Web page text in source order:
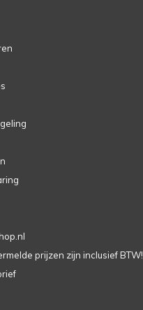
prijzen zijn inclusief BTW!